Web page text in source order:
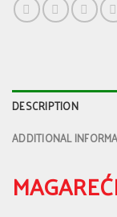
DESCRIPTION
ADDITIONAL